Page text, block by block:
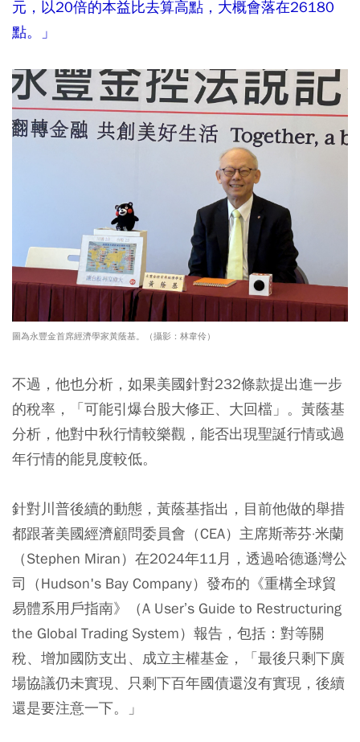
元，以20倍的本益比去算高點，大概會落在26180
點。」
圖為永豐金首席經濟學家黃蔭基。（攝影：林韋伶）
不過，他也分析，如果美國針對232條款提出進一步
的稅率，「可能引爆台股大修正、大回檔」。黃蔭基
分析，他對中秋行情較樂觀，能否出現聖誕行情或過
年行情的能見度較低。
針對川普後續的動態，黃蔭基指出，目前他做的舉措
都跟著美國經濟顧問委員會（CEA）主席斯蒂芬·米蘭
（Stephen Miran）在2024年11月，透過哈德遜灣公
司（Hudson's Bay Company）發布的《重構全球貿
易體系用戶指南》（A User’s Guide to Restructuring
the Global Trading System）報告，包括：對等關
稅、增加國防支出、成立主權基金，「最後只剩下廣
場協議仍未實現、只剩下百年國債還沒有實現，後續
還是要注意一下。」